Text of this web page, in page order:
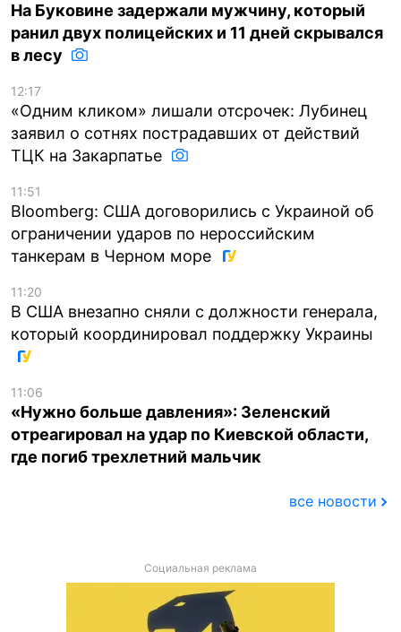
На Буковине задержали мужчину, который
ранил двух полицейских и 11 дней скрывался
в лесу
12:17
«Одним кликом» лишали отсрочек: Лубинец
заявил о сотнях пострадавших от действий
ТЦК на Закарпатье
11:51
Bloomberg: США договорились с Украиной об
ограничении ударов по нероссийским
танкерам в Черном море
11:20
В США внезапно сняли с должности генерала,
который координировал поддержку Украины
11:06
«Нужно больше давления»: Зеленский
отреагировал на удар по Киевской области,
где погиб трехлетний мальчик
все новости
Социальная реклама